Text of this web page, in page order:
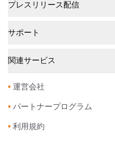
プレスリリース配信
サポート
関連サービス
• 運営会社
• パートナープログラム
• 利用規約